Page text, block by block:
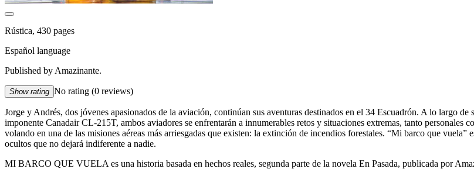
Rústica, 430 pages
Español language
Published by Amazinante.
Show rating No rating (0 reviews)
Jorge y Andrés, dos jóvenes apasionados de la aviación, continúan sus aventuras destinados en el 34 Escuadrón. A lo largo
imponente Canadair CL-215T, ambos aviadores se enfrentarán a innumerables retos y situaciones extremas, tanto
volando en una de las misiones aéreas más arriesgadas que existen: la extinción de incendios forestales. “Mi barco que
ocultos que no dejará indiferente a nadie.
MI BARCO QUE VUELA es una historia basada en hechos reales, segunda parte de la novela En Pasada, publicada por